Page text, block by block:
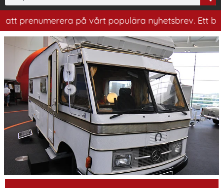
på vårt populära nyhetsbrev. Ett bra
.